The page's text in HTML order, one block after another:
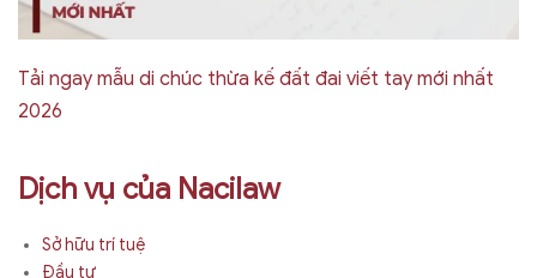
Tải ngay mẫu di chúc thừa kế đất đai viết tay mới nhất
2026
Dịch vụ của Nacilaw
Sở hữu trí tuệ
Đầu tư